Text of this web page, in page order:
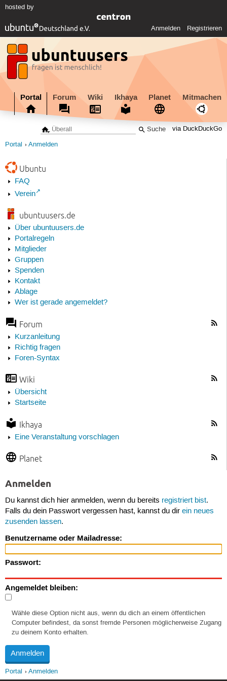
hosted by
Anmelden Registrieren
Portal Forum Wiki Ikhaya Planet Mitmachen
via DuckDuckGo
Portal Anmelden
Ubuntu
FAQ
Verein
ubuntuusers.de
Über ubuntuusers.de
Portalregeln
Mitglieder
Gruppen
Spenden
Kontakt
Ablage
Wer ist gerade angemeldet?
Forum
Kurzanleitung
Richtig fragen
Foren-Syntax
Wiki
Übersicht
Startseite
Ikhaya
Eine Veranstaltung vorschlagen
Planet
Anmelden
Du kannst dich hier anmelden, wenn du bereits registriert bist.
Falls du dein Passwort vergessen hast, kannst du dir ein neues
zusenden lassen.
Benutzername oder Mailadresse:
Passwort:
Angemeldet bleiben:
Wähle diese Option nicht aus, wenn du dich an einem öffentlichen
Computer befindest, da sonst fremde Personen möglicherweise Zugang
zu deinem Konto erhalten.
Portal Anmelden